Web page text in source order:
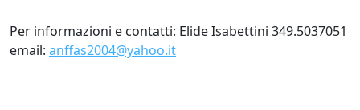
Per informazioni e contatti: Elide Isabettini 349.5037051
email: anffas2004@yahoo.it